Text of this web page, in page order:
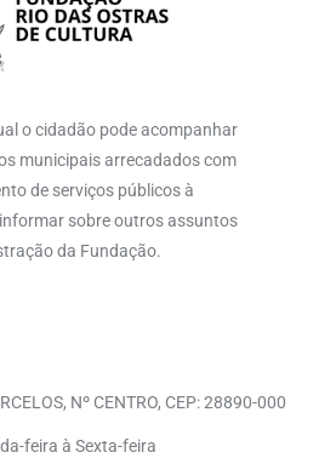
o cidadão pode acompanhar
municipais arrecadados com
de serviços públicos à
sobre outros assuntos
da Fundação.
Nº CENTRO, CEP: 28890-000
feira à Sexta-feira